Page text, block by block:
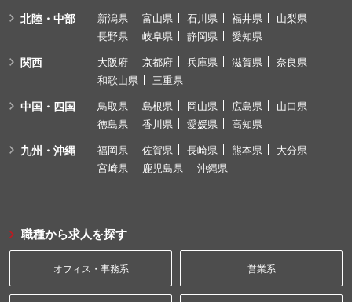
北陸・中部 新潟県 富山県 石川県 福井県
山梨県
長野県
岐阜県 静岡県 愛知県
関西 大阪府 京都府 兵庫県 滋賀県
奈良県
和歌山県
三重県
中国・四国 鳥取県 島根県 岡山県 広島県
山口県
徳島県
香川県 愛媛県 高知県
九州・沖縄 福岡県 佐賀県 長崎県 熊本県
大分県
宮崎県
鹿児島県 沖縄県
職種から求人を探す
オフィス・事務系 営業系